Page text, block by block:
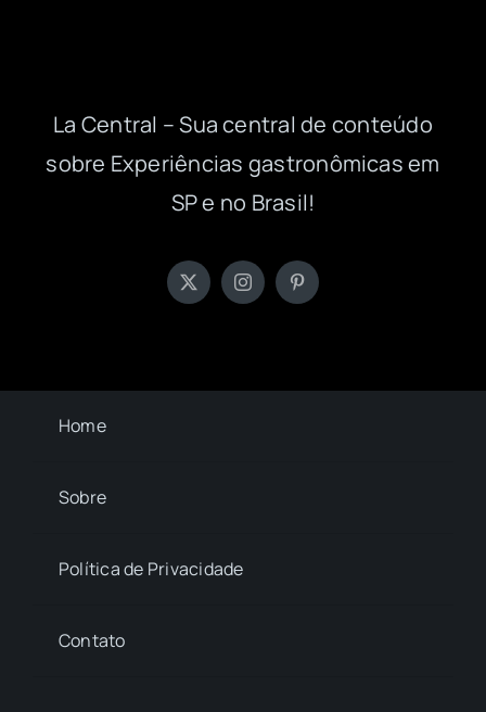
La Central – Sua central de conteúdo
sobre Experiências gastronômicas em
SP e no Brasil!
Home
Sobre
Política de Privacidade
Contato